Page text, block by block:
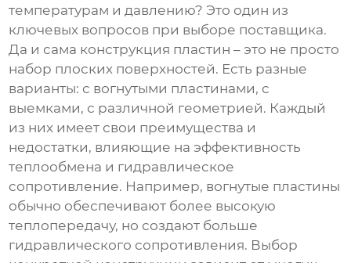
температурам и давлению? Это один из
ключевых вопросов при выборе поставщика.
Да и сама конструкция пластин – это не просто
набор плоских поверхностей. Есть разные
варианты: с вогнутыми пластинами, с
выемками, с различной геометрией. Каждый
из них имеет свои преимущества и
недостатки, влияющие на эффективность
теплообмена и гидравлическое
сопротивление. Например, вогнутые пластины
обычно обеспечивают более высокую
теплопередачу, но создают больше
гидравлического сопротивления. Выбор